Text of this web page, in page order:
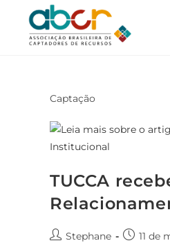
Captação
TUCCA
Stephane 11 de